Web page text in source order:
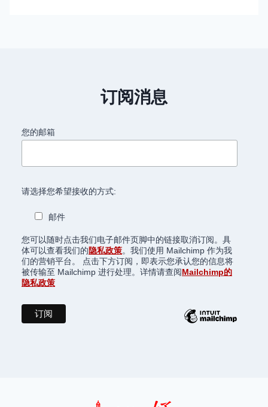
订阅消息
您的邮箱
请选择您希望接收的方式:
邮件
您可以随时点击我们电子邮件页脚中的链接取消订阅。具
体可以查看我们的隐私政策。我们使用 Mailchimp 作为我
们的营销平台。 点击下方订阅，即表示您承认您的信息将
被传输至 Mailchimp 进行处理。详情请查阅Mailchimp的
隐私政策